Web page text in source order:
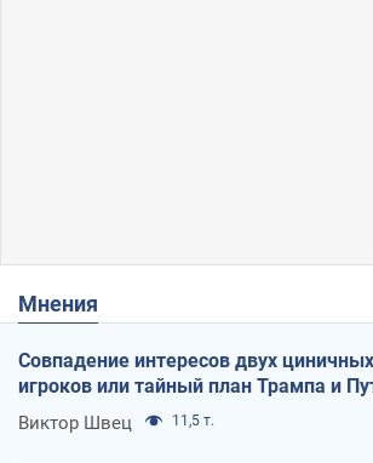
Мнения
Совпадение интересов двух циничных
игроков или тайный план Трампа и
Виктор Швец 11,5 т.